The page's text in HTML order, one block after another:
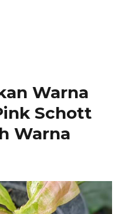
Warna
Schott
Warna